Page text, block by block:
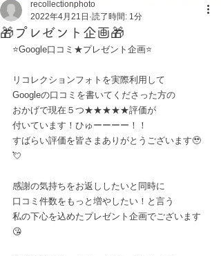
🎁プレゼント企画🎁
recollectionphoto
2022年4月21日 読了時間: 1分
⭐️Google口コミ★プレゼント企画⭐️
リコレクションフォトを実際利用して
Googleの口コミを書いてくださった方の
おかげで現在５つ★★★★★評価が
付いています！ひゅーーーー！！
すばらい評価を皆さまありがとうございます🥹
💘
感謝の気持ちをお返ししたいと同時に
口コミ件数をもっと増やしたい！と言う
私の下心を込めたプレゼント企画でございます
😘